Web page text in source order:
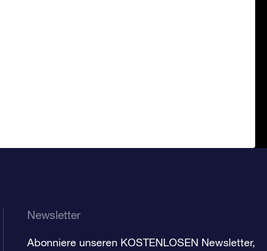
Newsletter
Abonniere unseren KOSTENLOSEN Newsletter,